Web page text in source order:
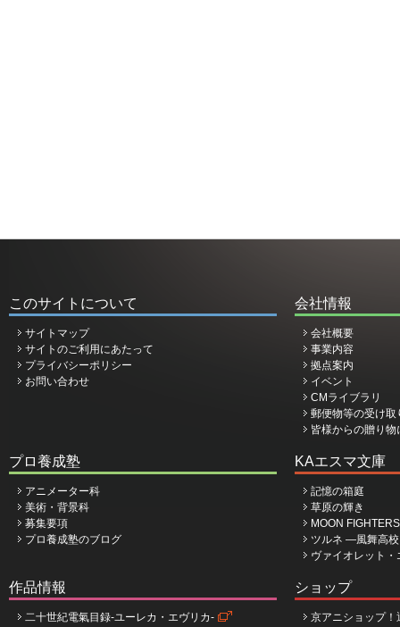
このサイトについて
サイトマップ
サイトのご利用にあたって
プライバシーポリシー
お問い合わせ
会社情報
会社概要
事業内容
拠点案内
イベント
CMライブラリ
郵便物等の受け取
皆様からの贈り
プロ養成塾
アニメーター科
美術・背景科
募集要項
プロ養成塾のブログ
KAエスマ文庫
記憶の箱庭
草原の輝き
MOON
ツルネ ―風舞高
ヴァイオレット
作品情報
二十世紀電氣目録-ユーレカ・エヴリカ-
ショップ
京アニショップ！